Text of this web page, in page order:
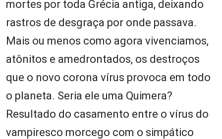
mortes por toda Grécia antiga, deixando
rastros de desgraça por onde passava.
Mais ou menos como agora vivenciamos,
atônitos e amedrontados, os destroços
que o novo corona vírus provoca em todo
o planeta. Seria ele uma Quimera?
Resultado do casamento entre o vírus do
vampiresco morcego com o simpático